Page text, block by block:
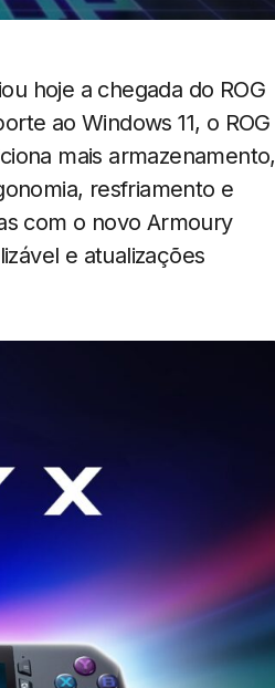
hoje a chegada do ROG
ao Windows 11, o ROG
mais armazenamento,
resfriamento e
com o novo Armoury
e atualizações